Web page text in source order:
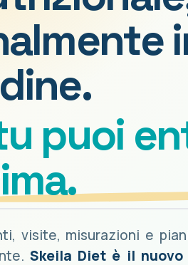
puoi
visite, misurazioni e
Skeila Diet è il